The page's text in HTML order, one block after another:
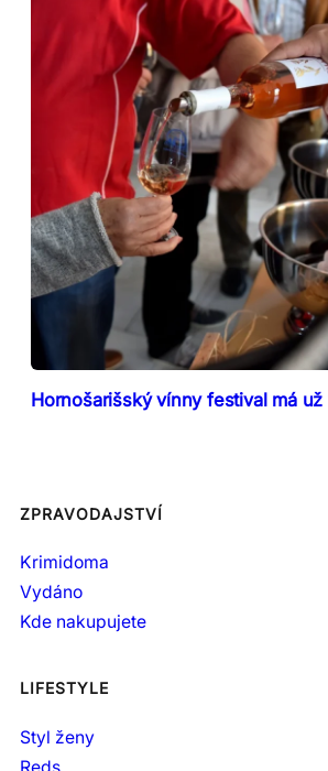
Hornošarišský vínny festival má už
ZPRAVODAJSTVÍ
Krimidoma
Vydáno
Kde nakupujete
LIFESTYLE
Styl ženy